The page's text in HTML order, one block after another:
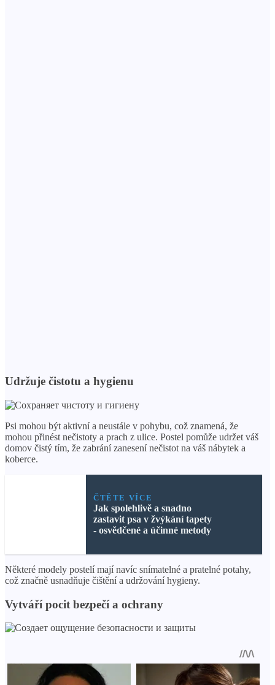
Udržuje čistotu a hygienu
Psi mohou být aktivní a neustále v pohybu, což znamená, že
mohou přinést nečistoty a prach z ulice. Postel pomůže udržet váš
domov čistý tím, že zabrání zanesení nečistot na váš nábytek a
koberce.
ČTĚTE VÍCE
Jak spolehlivě a snadno
zastavit psa v žvýkání tapety
- osvědčené a účinné metody
Některé modely postelí mají navíc snímatelné a pratelné potahy,
což značně usnadňuje čištění a udržování hygieny.
Vytváří pocit bezpečí a ochrany